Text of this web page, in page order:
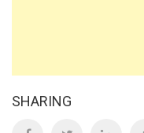
SHARING